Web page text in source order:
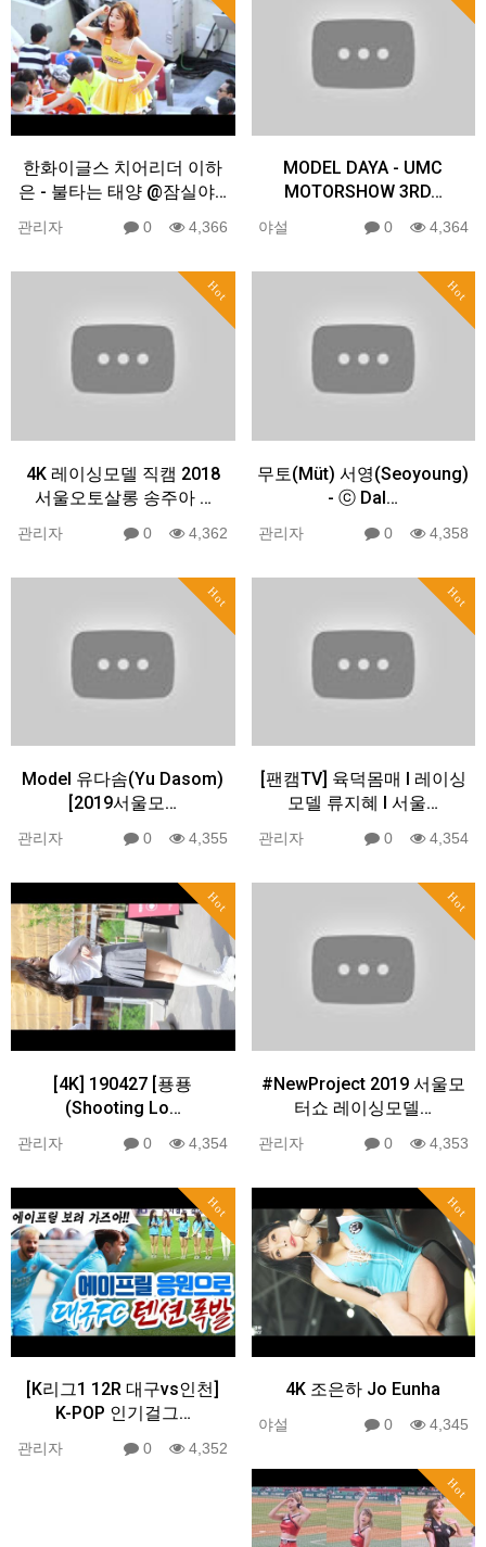
한화이글스 치어리더 이하
은 - 불타는 태양 @잠실야…
관리자 0 4,366
MODEL DAYA - UMC
MOTORSHOW 3RD…
야설 0 4,364
Hot
4K 레이싱모델 직캠 2018
서울오토살롱 송주아 …
관리자 0 4,362
Hot
무토(Müt) 서영(Seoyoung)
- ⓒ Dal…
관리자 0 4,358
Hot
Model 유다솜(Yu Dasom)
[2019서울모…
관리자 0 4,355
Hot
[팬캠TV] 육덕몸매 Ι 레이싱
모델 류지혜 Ι 서울…
관리자 0 4,354
Hot
[4K] 190427 [푱푱
(Shooting Lo…
관리자 0 4,354
Hot
#NewProject 2019 서울모
터쇼 레이싱모델…
관리자 0 4,353
Hot
[K리그1 12R 대구vs인천]
K-POP 인기걸그…
관리자 0 4,352
Hot
4K 조은하 Jo Eunha
야설 0 4,345
Hot